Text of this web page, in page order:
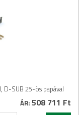
D-SUB 25-ös papával
ÁR: 508 711 Ft